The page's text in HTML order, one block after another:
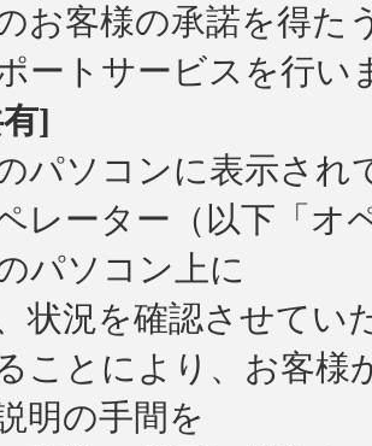
お客様の承諾を得た
ートサービスを行い
]
パソコンに表示され
レーター（以下「オ
パソコン上に
状況を確認させてい
ことにより、お客様
明の手間を